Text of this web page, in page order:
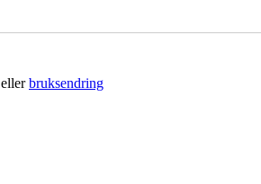
ellerbruksendring